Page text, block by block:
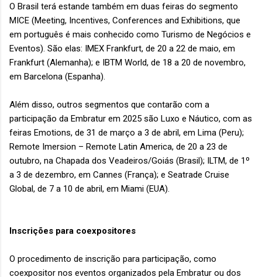
O Brasil terá estande também em duas feiras do segmento
MICE (Meeting, Incentives, Conferences and Exhibitions, que
em português é mais conhecido como Turismo de Negócios e
Eventos). São elas: IMEX Frankfurt, de 20 a 22 de maio, em
Frankfurt (Alemanha); e IBTM World, de 18 a 20 de novembro,
em Barcelona (Espanha).
Além disso, outros segmentos que contarão com a
participação da Embratur em 2025 são Luxo e Náutico, com as
feiras Emotions, de 31 de março a 3 de abril, em Lima (Peru);
Remote Imersion – Remote Latin America, de 20 a 23 de
outubro, na Chapada dos Veadeiros/Goiás (Brasil); ILTM, de 1º
a 3 de dezembro, em Cannes (França); e Seatrade Cruise
Global, de 7 a 10 de abril, em Miami (EUA).
Inscrições para coexpositores
O procedimento de inscrição para participação, como
coexpositor nos eventos organizados pela Embratur ou dos